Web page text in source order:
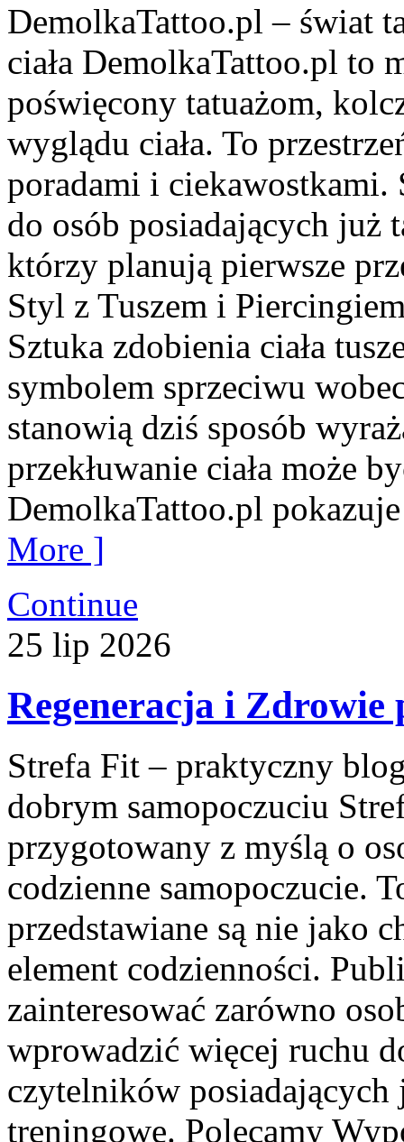
DemolkaTattoo.pl – świat
ciała DemolkaTattoo.pl to
poświęcony tatuażom,
wyglądu ciała. To
poradami i ciekawostkami.
do osób posiadających już
którzy planują pierwsze
Styl z Tuszem i
Sztuka zdobienia ciała
symbolem sprzeciwu
stanowią dziś sposób
przekłuwanie ciała może
DemolkaTattoo.pl
More ]
Continue
25 lip 2026
Regeneracja i Zdrowie
Strefa Fit – praktyczny
dobrym samopoczuciu
przygotowany z myślą o
codzienne samopoczucie.
przedstawiane są nie jako
element codzienności.
zainteresować zarówno
wprowadzić więcej ruchu
czytelników
treningowe. Polecamy